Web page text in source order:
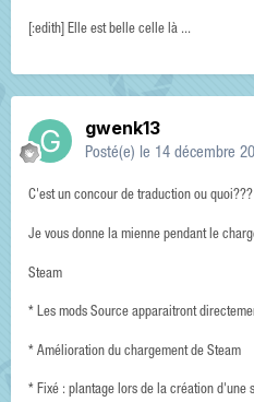
[:edith] Elle est belle celle là ...
gwenk13
Posté(e) le 14 décembre
C'est un concour de traduction ou quoi???
Je vous donne la mienne pendant le
Steam
* Les mods Source apparaitront
* Amélioration du chargement de Steam
* Fixé : plantage lors de la création d'une